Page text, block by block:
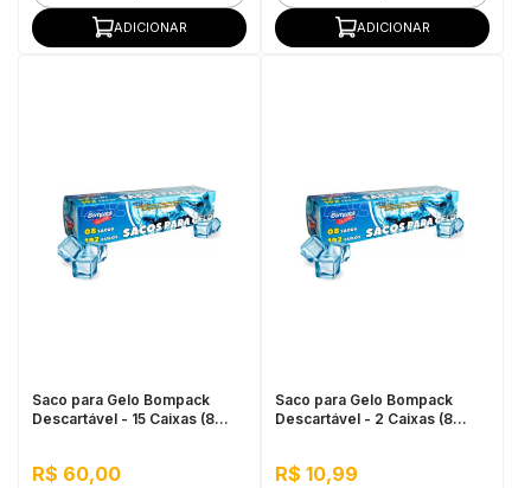
ADICIONAR ADICIONAR
Saco para Gelo Bompack
Descartável - 15 Caixas (8
R$ 60,00
Saco para Gelo Bompack
Descartável - 2 Caixas (8
R$ 10,99